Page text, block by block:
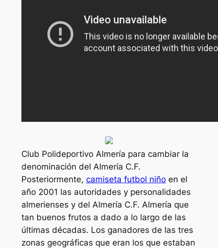
Club Polideportivo Almería para cambiar la
denominación del Almería C.F.
Posteriormente, camiseta futbol niñoen el
año 2001 las autoridades y personalidades
almerienses y del Almería C.F. Almería que
tan buenos frutos a dado a lo largo de las
últimas décadas. Los ganadores de las tres
zonas geográficas que eran los que estaban